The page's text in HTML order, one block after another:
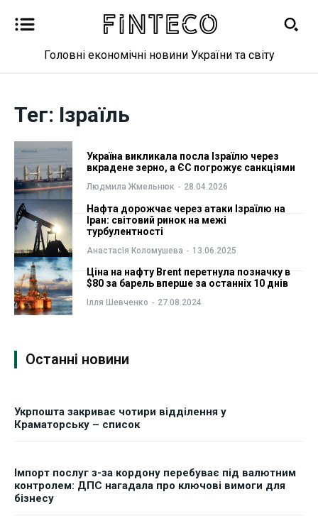
Бізнес
Фінанси
Валютний ринок
Криптовалюта
Робота і освіта
Публікації
Курс валют
Ми в соц. мережах
Бізнес
Фінанси
Валютний ринок
Криптовалюта
Робота і освіта
Публікації
Курс валют
Ми в соц. мережах
Головні економічні новини України та світу
Тег: Ізраїль
Україна викликала посла Ізраїлю через
вкрадене зерно, а ЄС погрожує санкціями
Людмила Жмельнюк - 28.04.2026
Нафта дорожчає через атаки Ізраїлю на
Іран: світовий ринок на межі
турбулентності
Анастасія Коломушева - 13.06.2025
Ціна на нафту Brent перетнула позначку в
$80 за барель вперше за останніх 10 днів
Ілля Шевченко - 27.08.2024
Останні новини
Укрпошта закриває чотири відділення у
Краматорську – список
Імпорт послуг з-за кордону перебуває під валютним
контролем: ДПС нагадала про ключові вимоги для
бізнесу